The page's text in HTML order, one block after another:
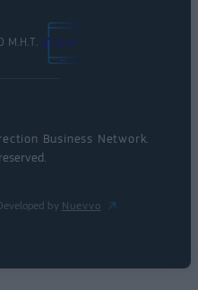
Μ.Η.Τ.
Business Network
by Nuevvo